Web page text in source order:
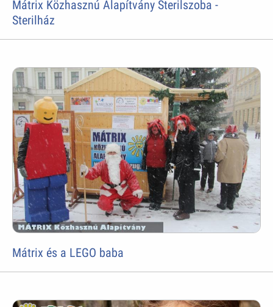
Mátrix Közhasznú Alapítvány Sterilszoba -
Sterilház
Mátrix és a LEGO baba